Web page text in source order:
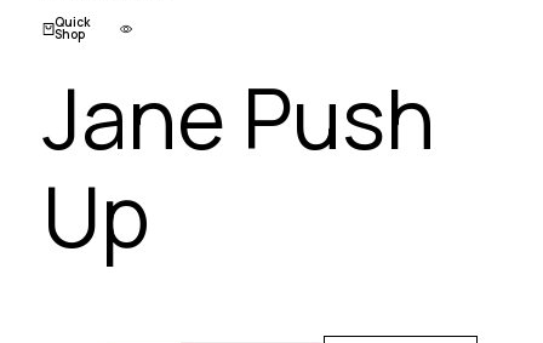
Quick
Shop
Jane Push
Up